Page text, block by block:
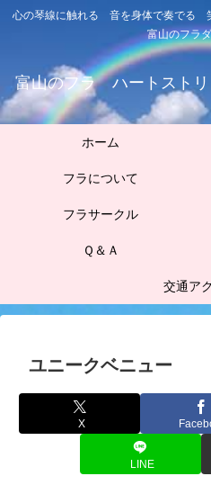
心の琴線に触れる 音を身体で奏でる
富山のフラ
富山のフラ ハートスト
ホーム
フラについて
フラサークル
Ｑ＆Ａ
交通ア
ユニークベニュー
X
LINE